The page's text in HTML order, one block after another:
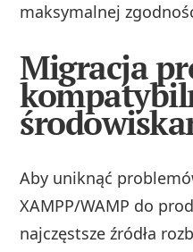
maksymalnej
Migracja
Aby uniknąć
XAMPP/WAMP do
najczęstsze źródła